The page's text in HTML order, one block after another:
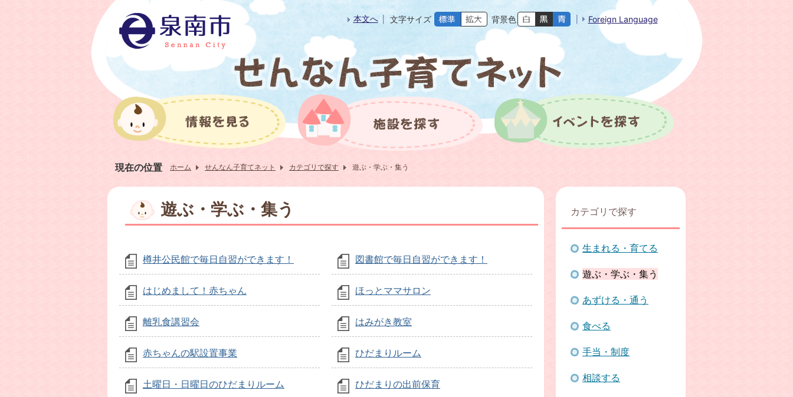
本文へ 文字サイズ 背景色 Foreign Language
現在の位置 ホーム せんなん子育てネット カテゴリで探す 遊ぶ・学ぶ・集う
遊ぶ・学ぶ・集う
樽井公民館で毎日自習ができます！ 図書館で毎日自習ができます！
はじめまして！赤ちゃん ほっとママサロン
離乳食講習会 はみがき教室
赤ちゃんの駅設置事業 ひだまりルーム
土曜日・日曜日のひだまりルーム ひだまりの出前保育
カテゴリで探す
生まれる・育てる
遊ぶ・学ぶ・集う
あずける・通う
食べる
手当・制度
相談する